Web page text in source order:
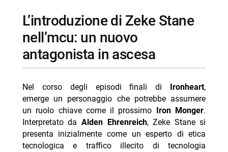
- Ascolti TV 7 agosto 2026 Tim Summer Hits batte
- Reazione a catena oggi 8 agosto 2026 Rai 1 Liorni
- Delitti del BarLume Il re dei giochi stasera su TV8
l’introduzione di Zeke Stane
nell’mcu: un nuovo
antagonista in ascesa
Nel corso degli episodi finali di Ironheart,
emerge un personaggio che potrebbe assumere
un ruolo chiave come il prossimo
Iron Monger.
Interpretato da Alden Ehrenreich, Zeke Stane si
presenta inizialmente come un esperto di etica
tecnologica e traffico illecito di tecnologia